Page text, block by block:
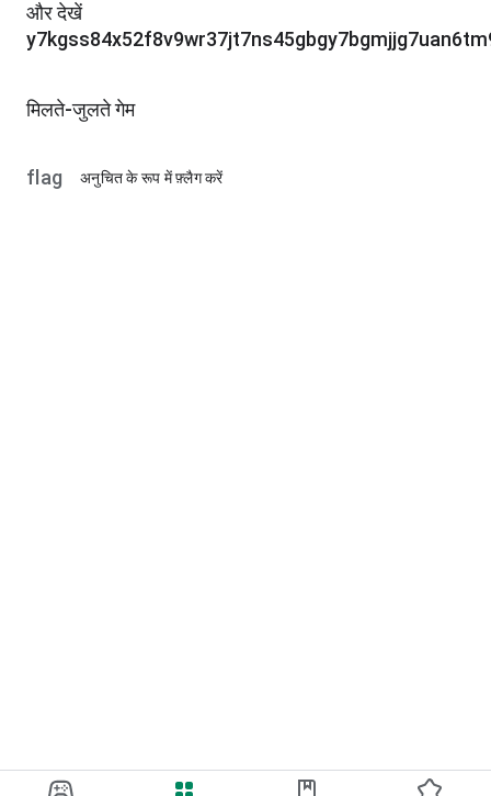
और देखें
मिलते-जुलते गेम
flag अनुचित के रूप में फ़्लैग करें